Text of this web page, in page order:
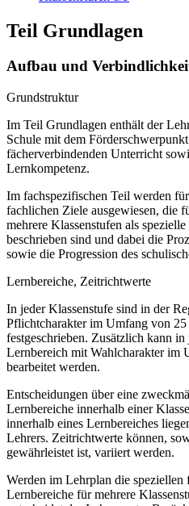
Teil Grundlagen
Aufbau und
Grundstruktur
Im Teil Grundlagen enthält der
Schule mit dem
fächerverbindenden Unterricht
Lernkompetenz.
Im fachspezifischen Teil werden
fachlichen Ziele ausgewiesen, die
mehrere Klassenstufen als
beschrieben sind und dabei die
sowie die Progression des
Lernbereiche, Zeitrichtwerte
In jeder Klassenstufe sind in der
Pflichtcharakter im Umfang von
festgeschrieben. Zusätzlich kann in
Lernbereich mit Wahlcharakter im
bearbeitet werden.
Entscheidungen über eine
Lernbereiche innerhalb einer
innerhalb eines Lernbereiches
Lehrers. Zeitrichtwerte können,
gewährleistet ist, variiert werden.
Werden im Lehrplan die speziellen
Lernbereiche für mehrere